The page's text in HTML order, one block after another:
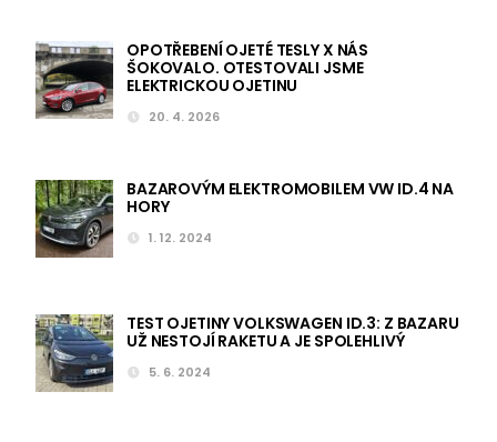
OPOTŘEBENÍ OJETÉ TESLY X NÁS
ŠOKOVALO. OTESTOVALI JSME
ELEKTRICKOU OJETINU
20. 4. 2026
BAZAROVÝM ELEKTROMOBILEM VW ID.4 NA
HORY
1. 12. 2024
TEST OJETINY VOLKSWAGEN ID.3: Z BAZARU
UŽ NESTOJÍ RAKETU A JE SPOLEHLIVÝ
5. 6. 2024